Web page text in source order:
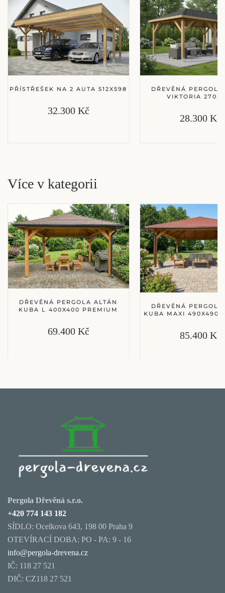
PŘÍSTŘEŠEK NA 2 AUTA 512X598
32.300 Kč
DŘEVĚNÁ
VIKTORIA
28.300 Kč
Více v kategorii
DŘEVĚNÁ PERGOLA ALTÁN
KUBA L 400X400 PREMIUM
69.400 Kč
DŘEVĚNÁ
KUBA MAXI 490X490
85.400 Kč
Pergola Dřevěná s.r.o.
+420 774 143 182
SÍDLO: Ocelkova 643, 198 00 Praha 9
OTEVÍRACÍ DOBA: PO - PA: 9 - 16
info@pergola-drevena.cz
IČ: 118 27 521
DIČ: CZ118 27 521